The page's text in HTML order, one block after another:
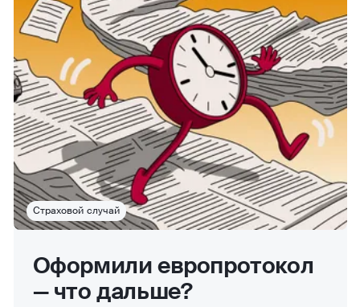
Страховой случай
Оформили европротокол
— что дальше?